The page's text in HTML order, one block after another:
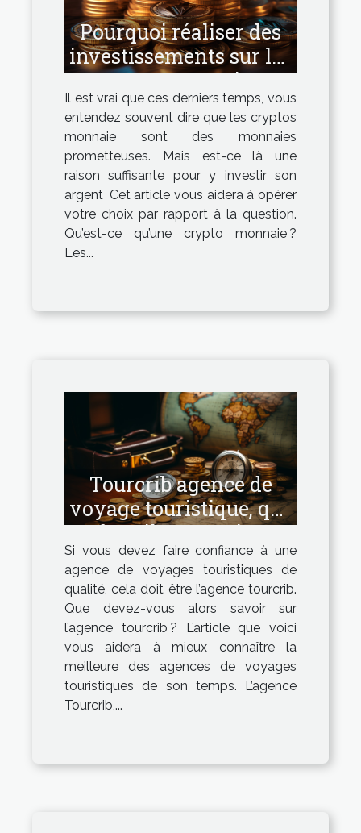
Pourquoi réaliser des
investissements sur les
cryptos monnaies ?
Il est vrai que ces derniers temps, vous
entendez souvent dire que les cryptos
monnaie sont des monnaies
prometteuses. Mais est-ce là une
raison suffisante pour y investir son
argent Cet article vous aidera à opérer
votre choix par rapport à la question.
Qu’est-ce qu’une crypto monnaie ?
Les...
Tourcrib agence de
voyage touristique, que
faut-il en savoir ?
Si vous devez faire confiance à une
agence de voyages touristiques de
qualité, cela doit être l’agence tourcrib.
Que devez-vous alors savoir sur
l’agence tourcrib ? L’article que voici
vous aidera à mieux connaître la
meilleure des agences de voyages
touristiques de son temps. L’agence
Tourcrib,...